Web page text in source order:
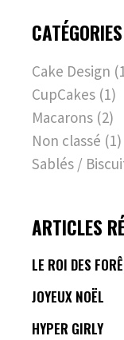
CATÉGORIES
Cake Design
CupCakes (1)
Macarons (2)
Non classé (1)
Sablés /
ARTICLES
LE ROI DES
JOYEUX NOËL
HYPER GIRLY